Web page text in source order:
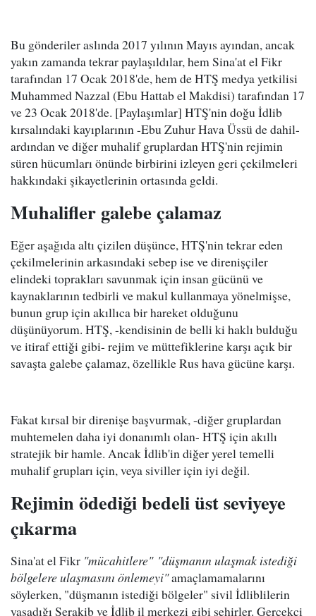
Bu gönderiler aslında 2017 yılının Mayıs ayından, ancak
yakın zamanda tekrar paylaşıldılar, hem Sina'at el Fikr
tarafından 17 Ocak 2018'de, hem de HTŞ medya yetkilisi
Muhammed Nazzal (Ebu Hattab el Makdisi) tarafından 17
ve 23 Ocak 2018'de. [Paylaşımlar] HTŞ'nin doğu İdlib
kırsalındaki kayıplarının -Ebu Zuhur Hava Üssü de dahil-
ardından ve diğer muhalif gruplardan HTŞ'nin rejimin
süren hücumları önünde birbirini izleyen geri çekilmeleri
hakkındaki şikayetlerinin ortasında geldi.
Muhalifler galebe çalamaz
Eğer aşağıda altı çizilen düşünce, HTŞ'nin tekrar eden
çekilmelerinin arkasındaki sebep ise ve direnişçiler
elindeki toprakları savunmak için insan gücünü ve
kaynaklarının tedbirli ve makul kullanmaya yönelmişse,
bunun grup için akıllıca bir hareket olduğunu
düşünüyorum. HTŞ, -kendisinin de belli ki haklı bulduğu
ve itiraf ettiği gibi- rejim ve müttefiklerine karşı açık bir
savaşta galebe çalamaz, özellikle Rus hava gücüne karşı.
Fakat kırsal bir direnişe başvurmak, -diğer gruplardan
muhtemelen daha iyi donanımlı olan- HTŞ için akıllı
stratejik bir hamle. Ancak İdlib'in diğer yerel temelli
muhalif grupları için, veya siviller için iyi değil.
Rejimin ödediği bedeli üst seviyeye
çıkarma
Sina'at el Fikr "mücahitlere" "düşmanın ulaşmak istediği
bölgelere ulaşmasını önlemeyi"amaçlamamalarını
söylerken, "düşmanın istediği bölgeler" sivil İdliblilerin
yaşadığı Serakib ve İdlib il merkezi gibi şehirler. Gerçekçi